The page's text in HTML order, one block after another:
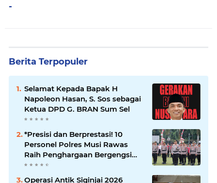
-
Berita Terpopuler
Selamat Kepada Bapak H
Napoleon Hasan, S. Sos sebagai
Ketua DPD G. BRAN Sum Sel
*Presisi dan Berprestasi! 10
Personel Polres Musi Rawas
Raih Penghargaan Bergengsi
dari Kapolda Sumsel*
Operasi Antik Siginjai 2026